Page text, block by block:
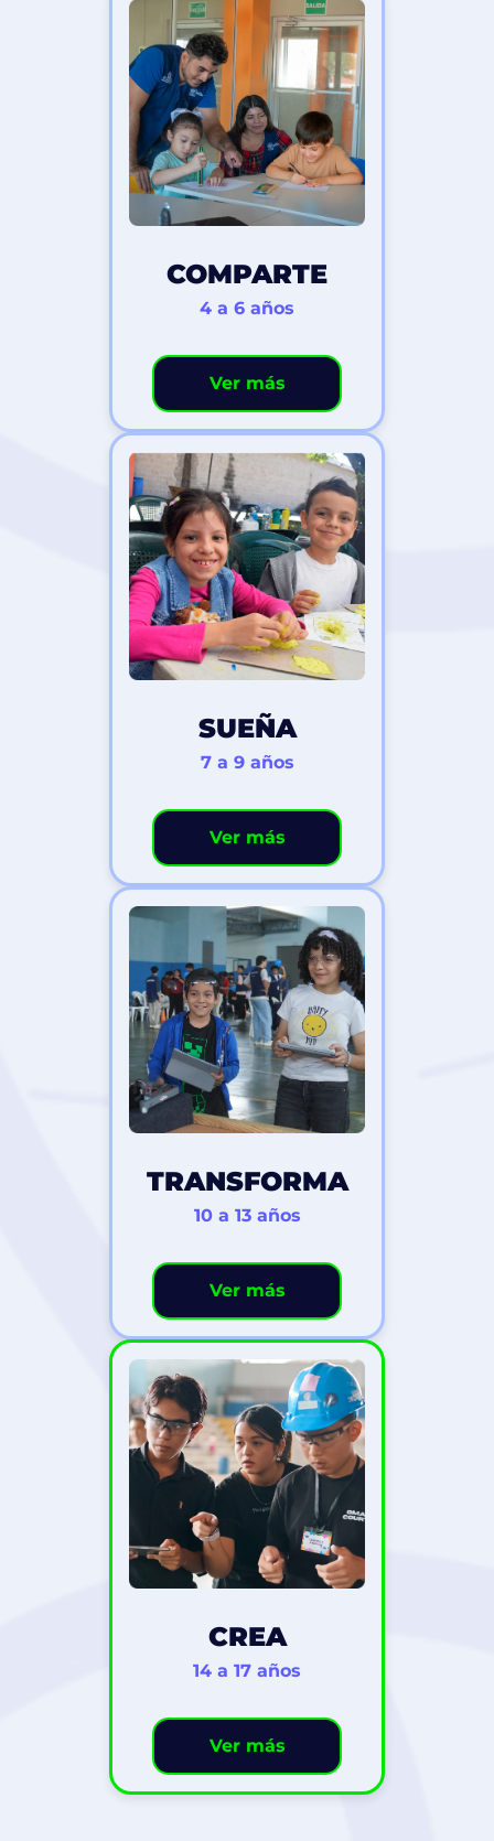
COMPARTE
4 a 6 años
Ver más
SUEÑA
7 a 9 años
Ver más
TRANSFORMA
10 a 13 años
Ver más
CREA
14 a 17 años
Ver más